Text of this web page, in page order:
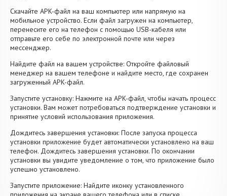
Скачайте APK-файл на ваш компьютер или напрямую на
мобильное устройство. Если файл загружен на компьютер,
перенесите его на телефон с помощью USB-кабеля или
отправьте его себе по электронной почте или через
мессенджер.
Найдите файл на вашем устройстве: Откройте файловый
менеджер на вашем телефоне и найдите место, где сохранен
загруженный APK-файл.
Запустите установку: Нажмите на APK-файл, чтобы начать процесс
установки. Вам может потребоваться подтверждение установки и
принятие условий использования приложения.
Дождитесь завершения установки: После запуска процесса
установки приложение будет автоматически установлено на ваш
телефон. Дождитесь завершения установки. По окончании
установки вы увидите уведомление о том, что приложение было
успешно установлено.
Запустите приложение: Найдите иконку установленного